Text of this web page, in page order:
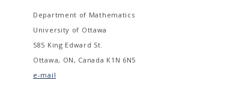
Department of Mathematics
University of Ottawa
585 King Edward St.
Ottawa, ON, Canada K1N 6N5
e-mail